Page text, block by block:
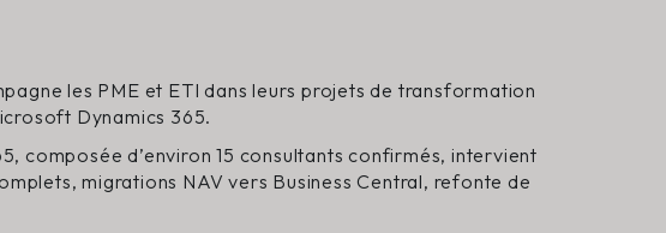
les PME et ETI dans leurs projets de transformation
Dynamics 365.
composée d’environ 15 consultants confirmés, intervient
migrations NAV vers Business Central, refonte de